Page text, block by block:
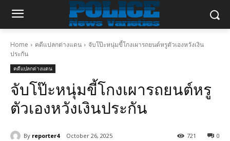
Home คดีแปลกต่างแดน
จับโป๊ะหนุ่มขี้โกงเผารถยนต์หรูตัวเองหวังเงิน
ประกัน
คดีแปลกต่างแดน
จับโป๊ะหนุ่มขี้โกงเผารถยนต์หรู
ตัวเองหวังเงินประกัน
By reporter4 October 26, 2025 0
721